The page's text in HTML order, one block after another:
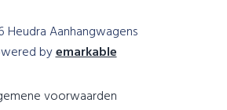
Heudra Aanhangwagens
byemarkable
voorwaarden